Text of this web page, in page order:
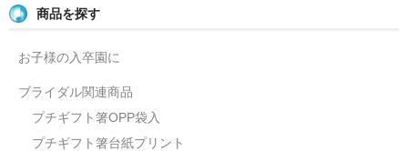
商品を探す
お子様の入卒園に
ブライダル関連商品
プチギフト箸OPP袋入
プチギフト箸台紙プリント